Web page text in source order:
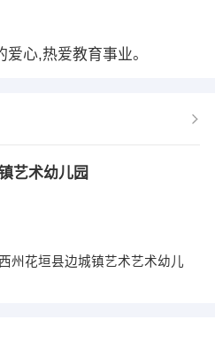
心,热爱教育事业。
艺术幼儿园
州花垣县边城镇艺术艺术幼儿